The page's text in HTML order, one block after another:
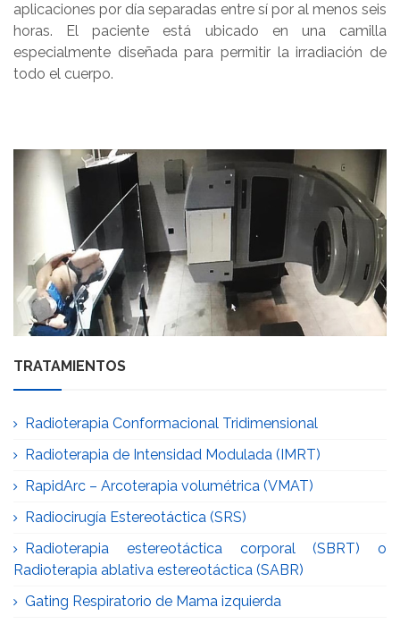
aplicaciones por día separadas entre sí por al menos seis
horas. El paciente está ubicado en una camilla
especialmente diseñada para permitir la irradiación de
todo el cuerpo.
TRATAMIENTOS
Radioterapia Conformacional Tridimensional
Radioterapia de Intensidad Modulada (IMRT)
RapidArc – Arcoterapia volumétrica (VMAT)
Radiocirugía Estereotáctica (SRS)
Radioterapia estereotáctica corporal (SBRT) o
Radioterapia ablativa estereotáctica (SABR)
Gating Respiratorio de Mama izquierda